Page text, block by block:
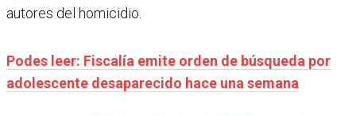
autores del homicidio.
Podes leer: Fiscalía emite orden de búsqueda por
adolescente desaparecido hace una semana